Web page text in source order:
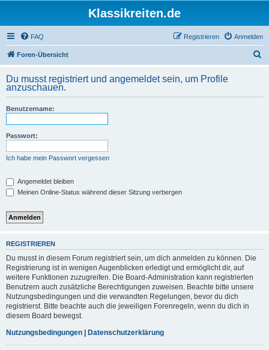
Klassikreiten.de
FAQ Anmelden
Registrieren
Foren-Übersicht
h
Du musst registriert und angemeldet sein, um Profile
anzuschauen.
Benutzername:
Passwort:
Ich habe mein Passwort vergessen
Angemeldet bleiben
Meinen Online-Status während dieser Sitzung verbergen
REGISTRIEREN
Du musst in diesem Forum registriert sein, um dich anmelden zu können. Die
Registrierung ist in wenigen Augenblicken erledigt und ermöglicht dir, auf
weitere Funktionen zuzugreifen. Die Board-Administration kann registrierten
Benutzern auch zusätzliche Berechtigungen zuweisen. Beachte bitte unsere
Nutzungsbedingungen und die verwandten Regelungen, bevor du dich
registrierst. Bitte beachte auch die jeweiligen Forenregeln, wenn du dich in
diesem Board bewegst.
Nutzungsbedingungen | Datenschutzerklärung